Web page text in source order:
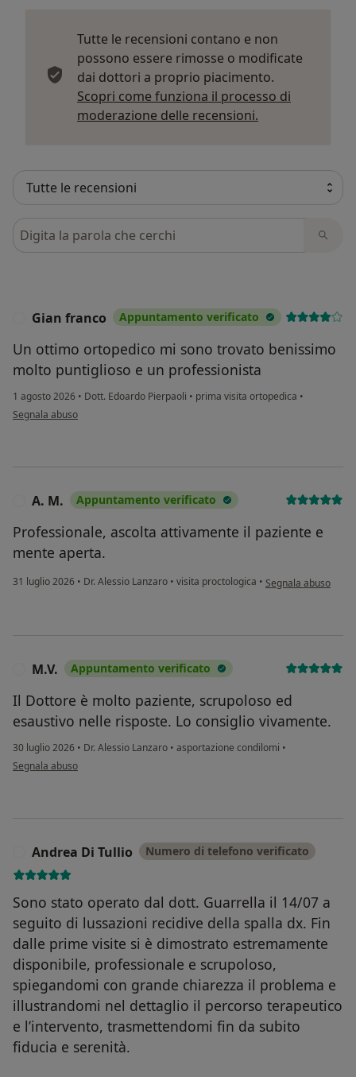
Tutte le recensioni contano e non
possono essere rimosse o modificate
dai dottori a proprio piacimento.
Scopri come funziona il processo di
moderazione delle recensioni.
Cerca nelle recensioni
Gian franco Appuntamento verificato
Un ottimo ortopedico mi sono trovato benissimo
molto puntiglioso e un professionista
1 agosto 2026 • Dott. Edoardo Pierpaoli • prima visita ortopedica •
secondo l'opinione dell'utente Gian franco
Segnala abuso
A. M. Appuntamento verificato
Professionale, ascolta attivamente il paziente e
mente aperta.
31 luglio 2026 • Dr. Alessio Lanzaro • visita proctologica • secondo l'opinione
Segnala abuso
M.V. Appuntamento verificato
Il Dottore è molto paziente, scrupoloso ed
esaustivo nelle risposte. Lo consiglio vivamente.
30 luglio 2026 • Dr. Alessio Lanzaro • asportazione condilomi •
secondo l'opinione dell'utente M.V.
Segnala abuso
Andrea Di Tullio Numero di telefono verificato
Sono stato operato dal dott. Guarrella il 14/07 a
seguito di lussazioni recidive della spalla dx. Fin
dalle prime visite si è dimostrato estremamente
disponibile, professionale e scrupoloso,
spiegandomi con grande chiarezza il problema e
illustrandomi nel dettaglio il percorso terapeutico
e l’intervento, trasmettendomi fin da subito
fiducia e serenità.